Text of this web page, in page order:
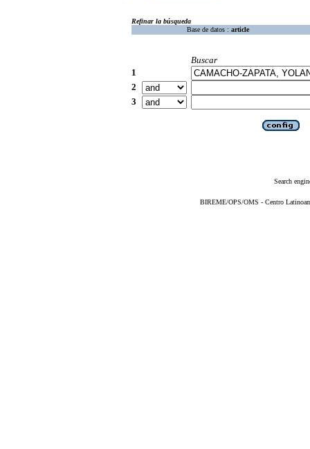
Refinar la búsqueda
Base de datos : article
Buscar
1
2
3
Search
BIREME/OPS/OMS - Centro